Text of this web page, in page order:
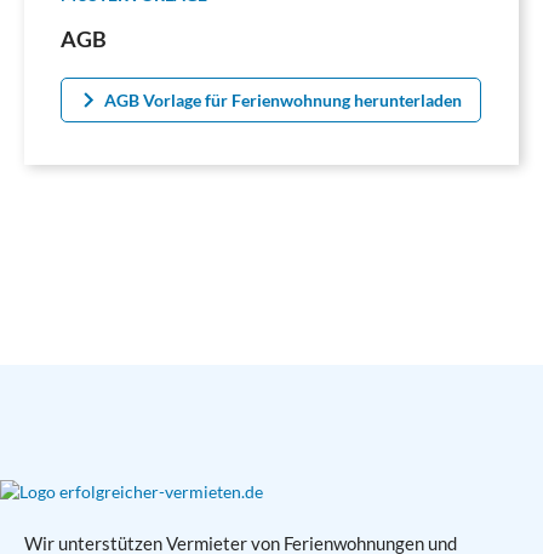
AGB
AGB Vorlage für Ferienwohnung herunterladen
Wir unterstützen Vermieter von Ferienwohnungen und